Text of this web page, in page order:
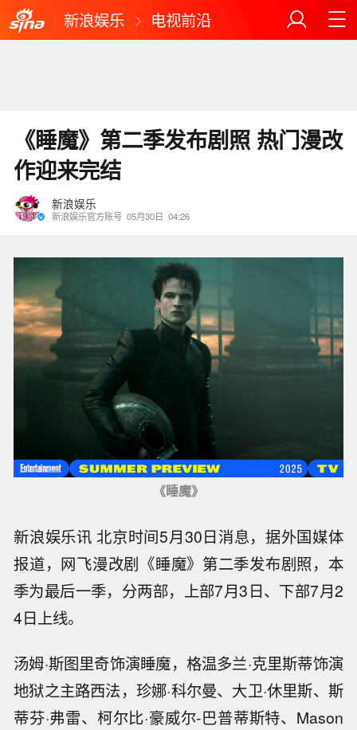
新浪娱乐 电视前沿
《睡魔》第二季发布剧照 热门漫改
作迎来完结
新浪娱乐
新浪娱乐官方账号 05月30日 04:26
《睡魔》
新浪娱乐讯 北京时间5月30日消息，据外国媒体
报道，网飞漫改剧《睡魔》第二季发布剧照，本
季为最后一季，分两部，上部7月3日、下部7月2
4日上线。
汤姆·斯图里奇饰演睡魔，格温多兰·克里斯蒂饰演
地狱之主路西法，珍娜·科尔曼、大卫·休里斯、斯
蒂芬·弗雷、柯尔比·豪威尔-巴普蒂斯特、Mason